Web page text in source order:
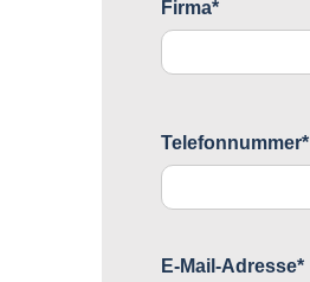
Firma*
Telefonnummer*
E-Mail-Adresse*